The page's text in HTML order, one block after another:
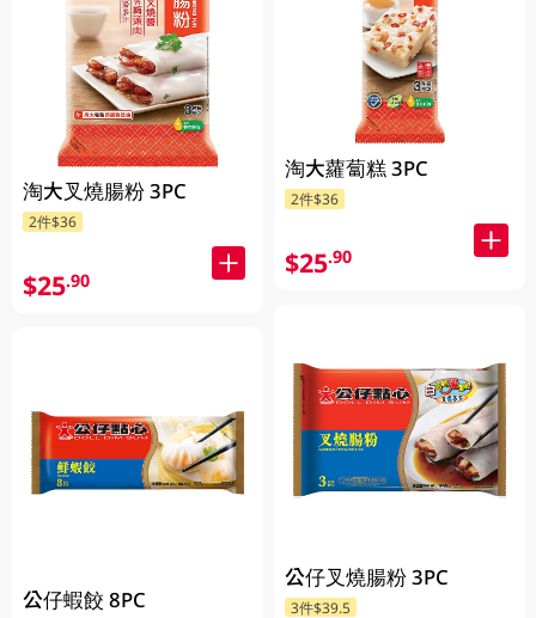
淘大叉燒腸粉 3PC
2件$36
$25.90
公仔蝦餃 8PC
淘大蘿蔔糕 3PC
2件$36
$25.90
公仔叉燒腸粉 3PC
3件$39.5